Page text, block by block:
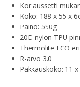
Korjaussetti
Koko: 188 x 55 x
Paino: 590g
20D nylon TPU
Thermolite ECO
R-arvo 3.0
Pakkauskoko: 11